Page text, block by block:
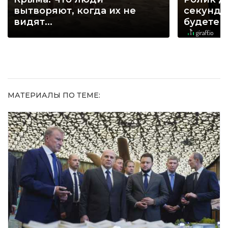
вытворяют, когда их не
видят...
секунд,
будете
МАТЕРИАЛЫ ПО ТЕМЕ: